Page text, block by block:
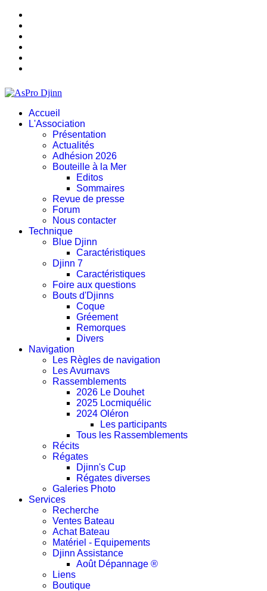
Accueil
L'Association
Présentation
Actualités
Adhésion 2026
Bouteille à la Mer
Editos
Sommaires
Revue de presse
Forum
Nous contacter
Technique
Blue Djinn
Caractéristiques
Djinn 7
Caractéristiques
Foire aux questions
Bouts d'Djinns
Coque
Gréement
Remorques
Divers
Navigation
Les Règles de navigation
Les Avurnavs
Rassemblements
2026 Le Douhet
2025 Locmiquélic
2024 Oléron
Les participants
Tous les Rassemblements
Récits
Régates
Djinn's Cup
Régates diverses
Galeries Photo
Services
Recherche
Ventes Bateau
Achat Bateau
Matériel - Equipements
Djinn Assistance
Août Dépannage ®
Liens
Boutique